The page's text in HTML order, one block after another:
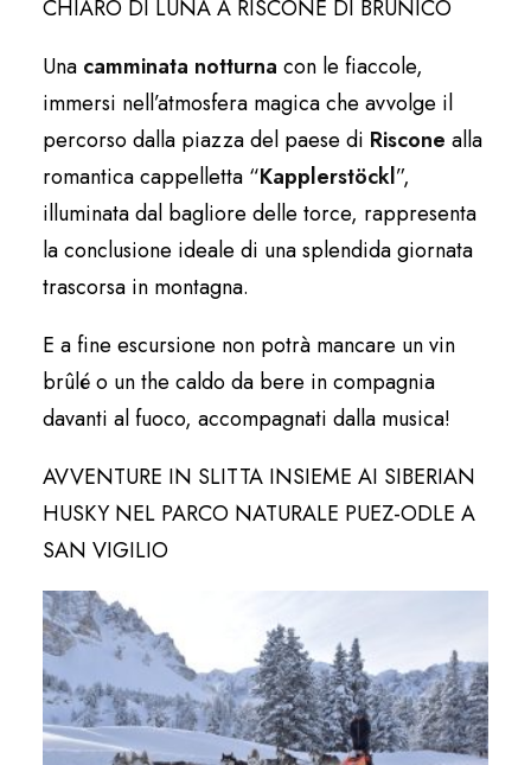
CHIARO DI LUNA A RISCONE DI BRUNICO
Una camminata notturna con le fiaccole,
immersi nell’atmosfera magica che avvolge il
percorso dalla piazza del paese di Riscone alla
romantica cappelletta “Kapplerstöckl”,
illuminata dal bagliore delle torce, rappresenta
la conclusione ideale di una splendida giornata
trascorsa in montagna.
E a fine escursione non potrà mancare un vin
brûlé o un the caldo da bere in compagnia
davanti al fuoco, accompagnati dalla musica!
AVVENTURE IN SLITTA INSIEME AI SIBERIAN
HUSKY NEL PARCO NATURALE PUEZ-ODLE A
SAN VIGILIO